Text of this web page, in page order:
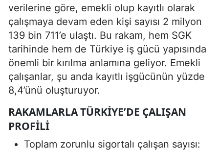
verilerine göre, emekli olup kayıtlı olarak
çalışmaya devam eden kişi sayısı 2 milyon
139 bin 711’e ulaştı. Bu rakam, hem SGK
tarihinde hem de Türkiye iş gücü yapısında
önemli bir kırılma anlamına geliyor. Emekli
çalışanlar, şu anda kayıtlı işgücünün yüzde
8,4’ünü oluşturuyor.
RAKAMLARLA TÜRKIYE’DE ÇALIŞAN
PROFILI
Toplam zorunlu sigortalı çalışan sayısı: